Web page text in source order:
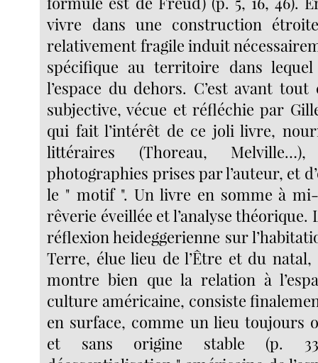
vivre dans une construction
relativement fragile induit
spécifique au territoire dans
l’espace du dehors. C’est avant
subjective, vécue et réfléchie par
qui fait l’intérêt de ce joli livre,
littéraires (Thoreau,
photographies prises par l’auteur, et
le " motif ". Un livre en somme à
rêverie éveillée et l’analyse théorique.
réflexion heideggerienne sur
Terre, élue lieu de l’Être et du natal,
montre bien que la relation à
culture américaine, consiste
en surface, comme un lieu toujours
et sans origine stable (p.